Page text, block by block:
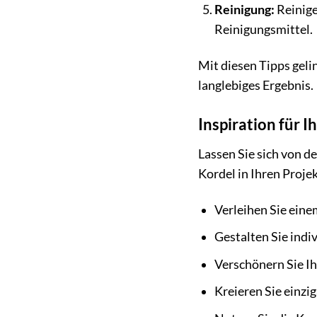
Reinigung:
Reinigungsmittel.
Mit diesen Tipps
langlebiges Ergebnis.
Inspiration für
Lassen Sie sich von
Kordel in Ihren
Verleihen Sie
Gestalten Sie
Verschönern Sie
Kreieren Sie